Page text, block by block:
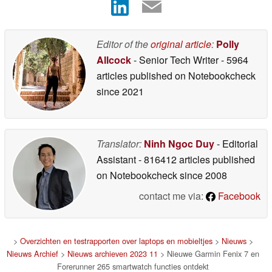
Editor of theoriginal article: Polly
Allcock- Senior Tech Writer- 5964
articles published on Notebookcheck
since 2021
Translator: Ninh Ngoc Duy- Editorial
Assistant- 816412 articles published
on Notebookchecksince 2008
contact me via:
Facebook
> Overzichten en testrapporten over laptops en mobieltjes> Nieuws>
Nieuws Archief > Nieuws archieven 2023 11 > Nieuwe Garmin Fenix 7 en
Forerunner 265 smartwatch functies ontdekt